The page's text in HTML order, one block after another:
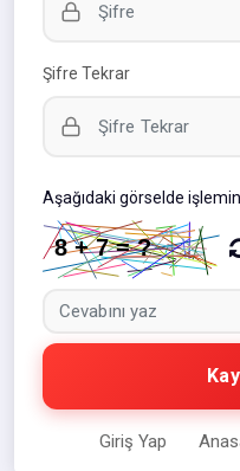
Şifre Tekrar
Aşağıdaki görselde
Giriş Yap